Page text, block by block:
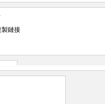
製鏈接